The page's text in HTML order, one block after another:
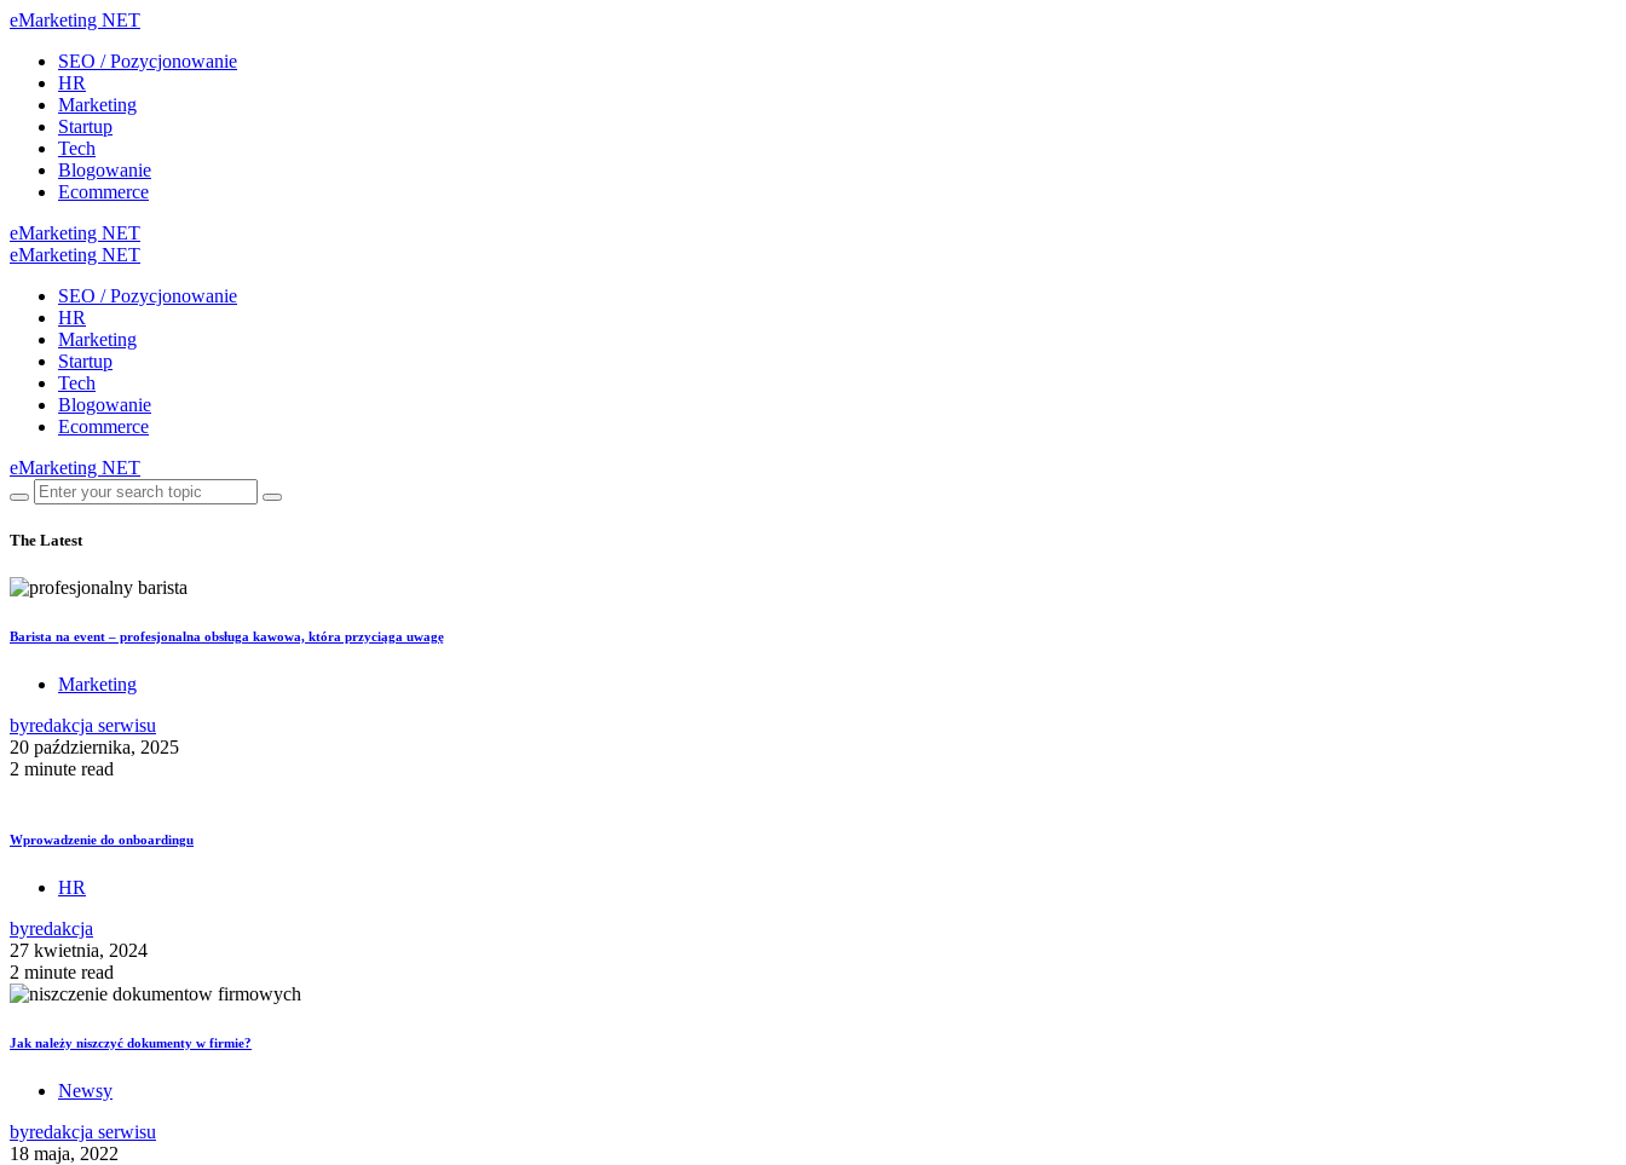
eMarketing NET
SEO / Pozycjonowanie
HR
Marketing
Startup
Tech
Blogowanie
Ecommerce
eMarketing NET
eMarketing NET
SEO / Pozycjonowanie
HR
Marketing
Startup
Tech
Blogowanie
Ecommerce
eMarketing NET
The Latest
Barista na event – profesjonalna obsługa kawowa, która przyciąga uwagę
Marketing
byredakcja serwisu
20 października, 2025
2 minute read
Wprowadzenie do onboardingu
HR
byredakcja
27 kwietnia, 2024
2 minute read
Jak należy niszczyć dokumenty w firmie?
Newsy
byredakcja serwisu
18 maja, 2022